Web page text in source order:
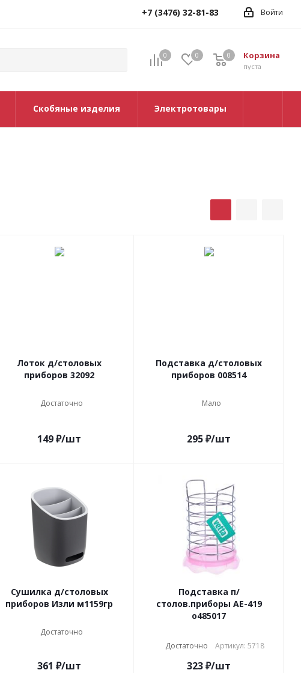
Войти
+7 (3476) 32-81-83
0 0 Корзина
0
пуста
0
Скобяные изделия Электротовары
Лоток д/столовых
приборов 32092
Достаточно
149₽/шт
Подставка д/столовых
приборов 008514
Мало
295₽/шт
Сушилка д/столовых
приборов Изли м1159гр
Достаточно
361 ₽/шт
Подставка п/
столов.приборы АЕ-419
о485017
Достаточно Артикул: 5718
323₽/шт